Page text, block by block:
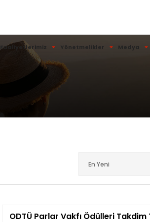
Faaliyetlerimiz Yönetmelikler Medya
En Yeni
ODTÜ Parlar Vakfı Ödülleri Takdim